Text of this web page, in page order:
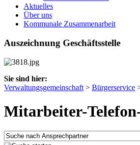
Aktuelles
Über uns
Kommunale Zusammenarbeit
Auszeichnung Geschäftsstelle
Sie sind hier:
Verwaltungsgemeinschaft > Bürgerservice
Mitarbeiter-